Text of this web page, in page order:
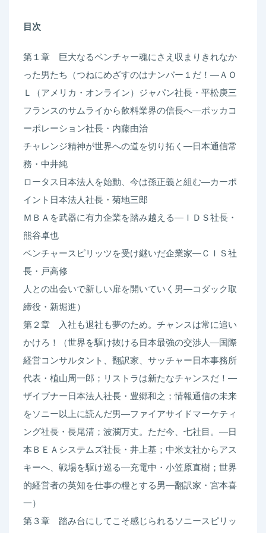
―
業
を
超
え
新
た
な
道
を
切
拓
き
つ
づ
け
る
ベ
ン
チ
ャ
ー
魂
の
髄
目次
第１章 巨大なるベンチャー魂にさえ収まりきれなか
った男たち（つねにめざすのはナンバー１だ！―ＡＯ
Ｌ（アメリカ・オンライン）ジャパン社長・平松庚三
フランスのサムライから飲料業界の信長へ―ポッカコ
ーポレーション社長・内藤由治
チャレンジ精神が世界への道を切り拓く―日本通信常
務・中井純
ロータス日本法人を始動、今は孫正義と組む―カーポ
イント日本法人社長・菊地三郎
ＭＢＡを武器に有力企業を踏み越える―ＩＤＳ社長・
熊谷卓也
ベンチャースピリッツを受け継いだ企業家―ＣＩＳ社
長・戸高修
人との出会いで新しい扉を開いていく男―コダック取
締役・新堀進）
第２章 入社も退社も夢のため。チャンスは常に追い
かけろ！（世界を駆け抜ける日本最強の交渉人―国際
経営コンサルタント、翻訳家、サッチャー日本事務所
代表・植山周一郎；リストラは新たなチャンスだ！―
ザイブナー日本法人社長・豊郷和之；情報通信の未来
をソニー以上に読んだ男―ファイアサイドマーケティ
ング社長・長尾清；波瀾万丈。ただ今、七社目。―日
本ＢＥＡシステムズ社長・井上基；中米支社からアス
キーへ、戦場を駆け巡る―充電中・小笠原直樹；世界
的経営者の英知を仕事の糧とする男―翻訳家・宮本喜
一）
第３章 踏み台にしてこそ感じられるソニースピリッ